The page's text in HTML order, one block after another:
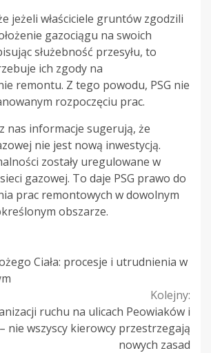
jeżeli właściciele gruntów zgodzili
gazociągu na swoich
służebność przesyłu, to
ich zgody na
remontu. Z tego powodu, PSG nie
rozpoczęciu prac.
nas informacje sugerują, że
nie jest nową inwestycją.
zostały uregulowane w
gazowej. To daje PSG prawo do
prac remontowych w dowolnym
obszarze.
Ciała: procesje i utrudnienia w
Kolejny:
ruchu na ulicach Peowiaków i
nie wszyscy kierowcy przestrzegają
nowych zasad